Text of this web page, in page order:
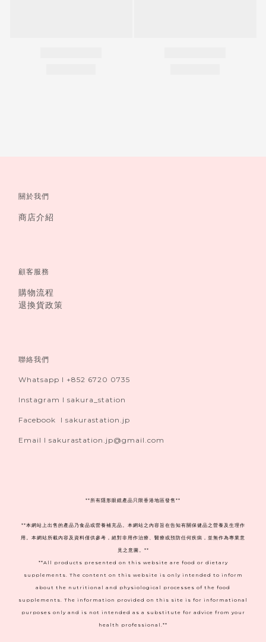
關於我們
商店介紹
顧客服務
購物流程
退換貨政策
聯絡我們
Whatsapp I +852 6720 0735
Instagram I sakura_station
Facebook I sakurastation.jp
Email I sakurastation.jp@gmail.com
** 所有隱形眼鏡產品只限香港地區發售**
**本網站上出售的產品乃食品或營養補充品。本網站之內容旨在告知有關保健品之營養及生理作
用。本網站所載內容及資料僅供參考，絕對非用作治療、醫療或預防任何疾病，並無作為專業意
見之意圖。**
**All products presented on this website are food or dietary
supplements. The content on this website is only intended to inform
about the nutritional and physiological processes of the food
supplements. The information provided on this site is for informational
purposes only and is not intended as a substitute for advice from your
health professional.**